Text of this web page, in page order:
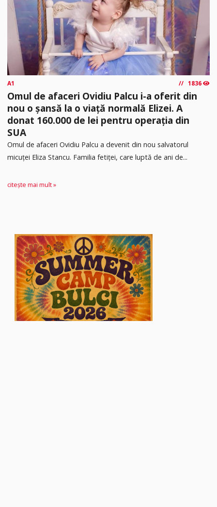
A1 1836
Omul de afaceri Ovidiu Palcu i-a oferit din
nou o șansă la o viață normală Elizei. A
donat 160.000 de lei pentru operația din
SUA
Omul de afaceri Ovidiu Palcu a devenit din nou salvatorul
micuței Eliza Stancu. Familia fetiței, care luptă de ani de...
citește mai mult »